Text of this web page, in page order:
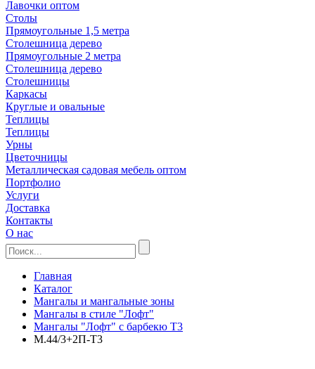
Лавочки оптом
Столы
Прямоугольные 1,5 метра
Столешница дерево
Прямоугольные 2 метра
Столешница дерево
Столешницы
Каркасы
Круглые и овальные
Теплицы
Теплицы
Урны
Цветочницы
Металлическая садовая мебель оптом
Портфолио
Услуги
Доставка
Контакты
О нас
Главная
Каталог
Мангалы и мангальные зоны
Мангалы в стиле "Лофт"
Мангалы "Лофт" с барбекю Т3
М.44/3+2П-Т3